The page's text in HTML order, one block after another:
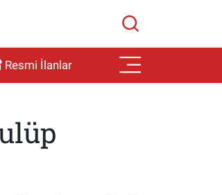
Resmi İlanlar